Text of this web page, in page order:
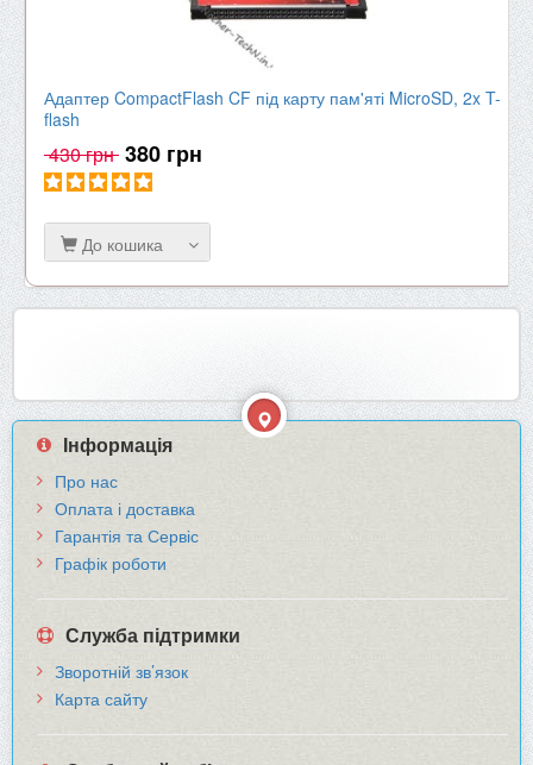
Адаптер CompactFlash CF під карту пам'яті MicroSD, 2x T-
flash
430 грн 380 грн
До кошика
Інформація
Про нас
Оплата і доставка
Гарантія та Сервіс
Графік роботи
Служба підтримки
Зворотній зв’язок
Карта сайту